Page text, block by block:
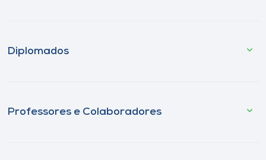
Diplomados
Professores e Colaboradores